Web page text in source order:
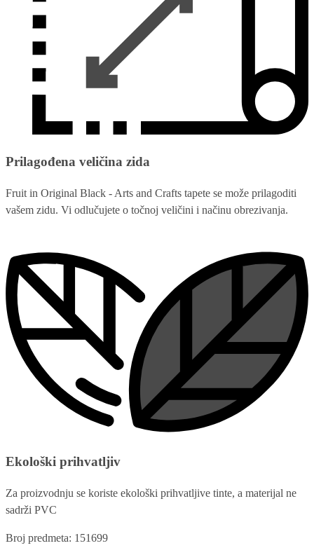
Prilagođena veličina zida
Fruit in Original Black - Arts and Crafts tapete se može prilagoditi
vašem zidu. Vi odlučujete o točnoj veličini i načinu obrezivanja.
Ekološki prihvatljiv
Za proizvodnju se koriste ekološki prihvatljive tinte, a materijal ne
sadrži PVC
Broj predmeta: 151699